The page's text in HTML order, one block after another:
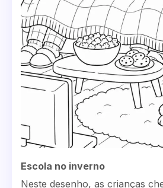
Escola no inverno
Neste desenho, as crianças